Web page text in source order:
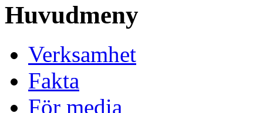
Huvudmeny
Verksamhet
Fakta
För media